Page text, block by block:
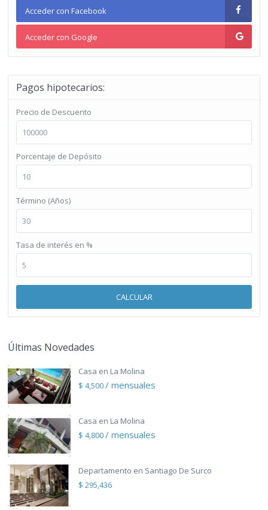
Acceder con Facebook
Acceder con Google
Pagos hipotecarios:
Precio de Descuento
Porcentaje de Depósito
Término (Años)
Tasa de interés en %
CALCULAR
Últimas Novedades
Casa en La Molina
$ 4,500/ mensuales
Casa en La Molina
$ 4,800/ mensuales
Departamento en Santiago De Surco
$ 295,436